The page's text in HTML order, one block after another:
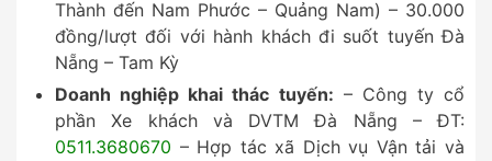
Thành đến Nam Phước – Quảng Nam) – 30.000
đồng/lượt đối với hành khách đi suốt tuyến Đà
Nẵng – Tam Kỳ
Doanh nghiệp khai thác tuyến: – Công ty cổ
phần Xe khách và DVTM Đà Nẵng – ĐT:
0511.3680670 – Hợp tác xã Dịch vụ Vận tải và